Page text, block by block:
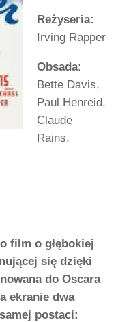
Reżyseria:
Irving Rapper
Obsada:
Bette Davis,
Paul Henreid,
Claude
Rains,
film o głębokiej
się dzięki
do Oscara
ekranie dwa
postaci: